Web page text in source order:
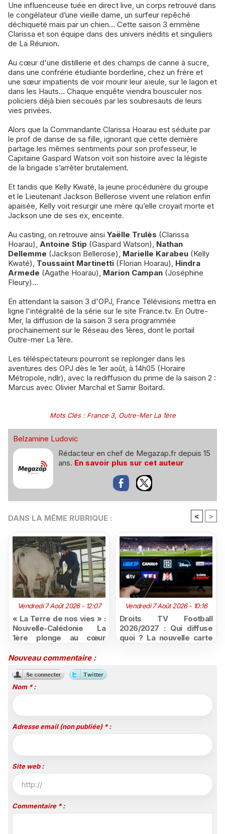
Une influenceuse tuée en direct live, un corps retrouvé dans
le congélateur d’une vieille dame, un surfeur repêché
déchiqueté mais par un chien… Cette saison 3 emmène
Clarissa et son équipe dans des univers inédits et singuliers
de La Réunion.
Au cœur d'une distillerie et des champs de canne à sucre,
dans une confrérie étudiante borderline, chez un frère et
une sœur impatients de voir mourir leur aïeule, sur le lagon et
dans les Hauts… Chaque enquête viendra bousculer nos
policiers déjà bien secoués par les soubresauts de leurs
vies privées.
Alors que la Commandante Clarissa Hoarau est séduite par
le prof de danse de sa fille, ignorant que cette dernière
partage les mêmes sentiments pour son professeur, le
Capitaine Gaspard Watson voit son histoire avec la légiste
de la brigade s’arrêter brutalement.
Et tandis que Kelly Kwaté, la jeune procédurière du groupe
et le Lieutenant Jackson Bellerose vivent une relation enfin
apaisée, Kelly voit resurgir une mère qu’elle croyait morte et
Jackson une de ses ex, enceinte.
Au casting, on retrouve ainsi Yaëlle Trulès (Clarissa
Hoarau), Antoine Stip (Gaspard Watson), Nathan
Dellemme (Jackson Bellerose), Marielle Karabeu (Kelly
Kwaté), Toussaint Martinetti (Florian Hoarau), Hindra
Armede (Agathe Hoarau), Marion Campan (Joséphine
Fleury)…
En attendant la saison 3 d'OPJ, France Télévisions mettra en
ligne l'intégralité de la série sur le site France.tv. En Outre-
Mer, la diffusion de la saison 3 sera programmée
prochainement sur le Réseau des 1ères, dont le portail
Outre-mer La 1ère.
Les téléspectateurs pourront se replonger dans les
aventures des OPJ dès le 1er août, à 14h05 (Horaire
Métropole, ndlr), avec la rediffusion du prime de la saison 2 :
Marcus avec Olivier Marchal et Samir Boitard.
Mots Clés: France 3, Outre-Mer La 1ère
Belzamine Ludovic
Rédacteur en chef de Megazap.fr depuis 15
ans. En savoir plus sur cet auteur
DANS LA MÊME RUBRIQUE : < >
Vendredi 7 Août 2026 - 12:07
« La Terre de nos vies » :
Nouvelle-Calédonie La
1ère plonge au cœur
mutation
Vendredi 7 Août 2026 - 10:16
Droits TV Football
2026/2027 : Qui diffuse
quoi ? La nouvelle carte
Nouveau commentaire :
Nom * :
Adresse email (non publiée) * :
Site web :
Commentaire * :